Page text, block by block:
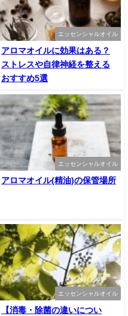
エッセンシャルオイル
アロマオイルに効果はある？
ストレスや自律神経を整える
おすすめ5選
エッセンシャルオイル
アロマオイル(精油)の保管場所
エッセンシャルオイル
【消毒・除菌の違いについ